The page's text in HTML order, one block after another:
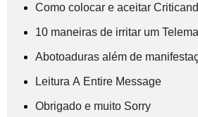
Como colocar e aceitar
10 maneiras de irritar um
Abotoaduras além de
Leitura A Entire Message
Obrigado e muito Sorry